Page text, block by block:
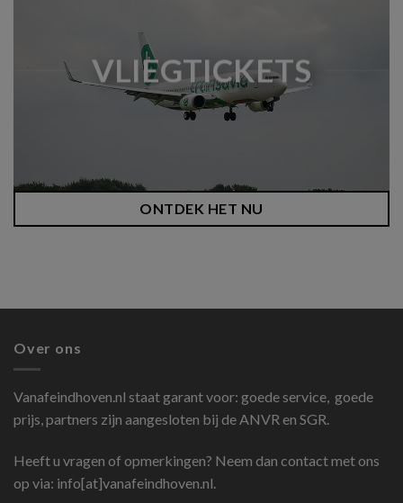
VLIEGTICKETS
ONTDEK HET NU
Over ons
Vanafeindhoven.nl staat garant voor: goede service, goede
prijs, partners zijn aangesloten bij de ANVR en SGR.
Heeft u vragen of opmerkingen? Neem dan contact met ons
op via: info[at]vanafeindhoven.nl.